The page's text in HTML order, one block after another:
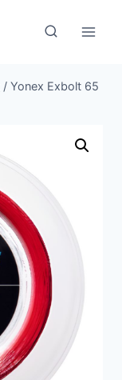
/ Yonex Exbolt 65